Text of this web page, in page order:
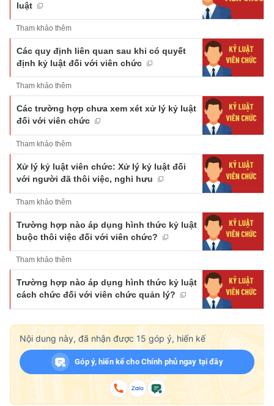
luật
Tham khảo thêm
Các quy định liên quan sau khi có quyết
định kỷ luật đối với viên chức
Tham khảo thêm
Các trường hợp chưa xem xét xử lý kỷ luật
đối với viên chức
Tham khảo thêm
Xử lý kỷ luật viên chức: Xử lý kỷ luật đối
với người đã thôi việc, nghỉ hưu
Tham khảo thêm
Trường hợp nào áp dụng hình thức kỷ luật
buộc thôi việc đối với viên chức?
Tham khảo thêm
Trường hợp nào áp dụng hình thức kỷ luật
cách chức đối với viên chức quản lý?
Nội dung này, đã nhận được 15 góp ý, hiến kế
Góp ý, hiến kế cho Chính phủ ngay tại đây